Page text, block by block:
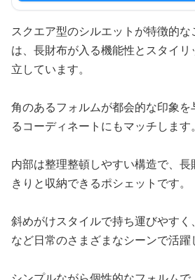
スクエア型のシルエットが特徴的な
は、長財布が入る機能性とスタイ
立しています。
角のあるフォルムが都会的な印象
るコーディネートにもマッチします。
内部は整理整頓しやすい構造で、
きりと収納できるポシェットです。
斜めがけスタイルで持ち運びやす
など日常のさまざまなシーンで活躍